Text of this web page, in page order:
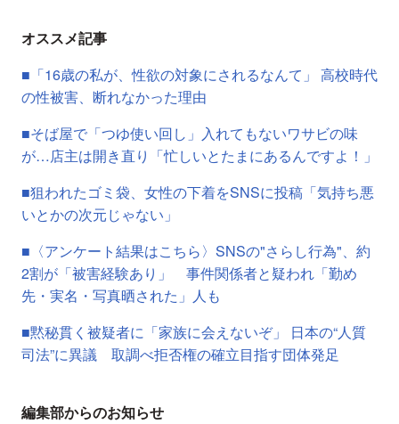
オススメ記事
■「16歳の私が、性欲の対象にされるなんて」 高校時代
の性被害、断れなかった理由
■そば屋で「つゆ使い回し」入れてもないワサビの味
が…店主は開き直り「忙しいとたまにあるんですよ！」
■狙われたゴミ袋、女性の下着をSNSに投稿「気持ち悪
いとかの次元じゃない」
■〈アンケート結果はこちら〉SNSの"さらし行為"、約
2割が「被害経験あり」 事件関係者と疑われ「勤め
先・実名・写真晒された」人も
■黙秘貫く被疑者に「家族に会えないぞ」 日本の“人質
司法”に異議 取調べ拒否権の確立目指す団体発足
編集部からのお知らせ